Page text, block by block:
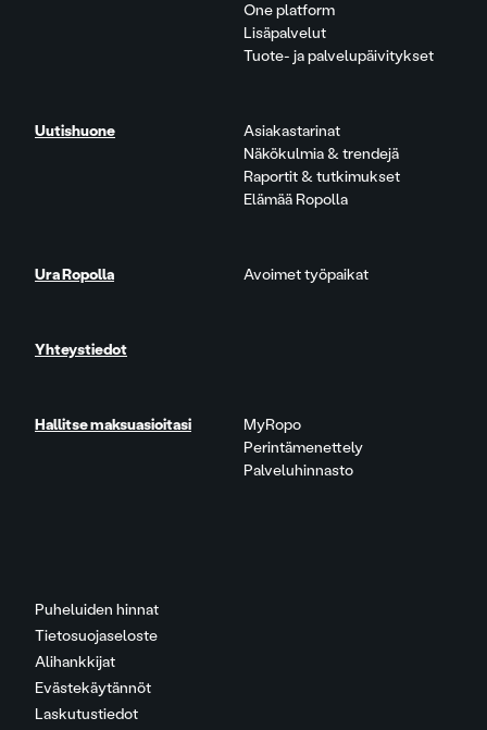
Puheluiden hinnat
Tietosuojaseloste
Alihankkijat
Evästekäytännöt
Laskutustiedot
One platform
Lisäpalvelut
Tuote- ja palvelupäivitykset
Uutishuone
Asiakastarinat
Näkökulmia & trendejä
Raportit & tutkimukset
Elämää Ropolla
Ura Ropolla Avoimet työpaikat
Yhteystiedot
Hallitse maksuasioitasi
MyRopo
Perintämenettely
Palveluhinnasto